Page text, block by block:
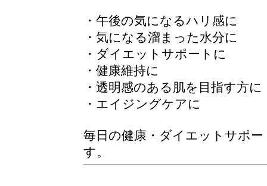
・午後の気になるハリ感に
・気になる溜まった水分に
・ダイエットサポートに
・健康維持に
・透明感のある肌を目指す方に
・エイジングケアに
毎日の健康・ダイエットサポ
す。